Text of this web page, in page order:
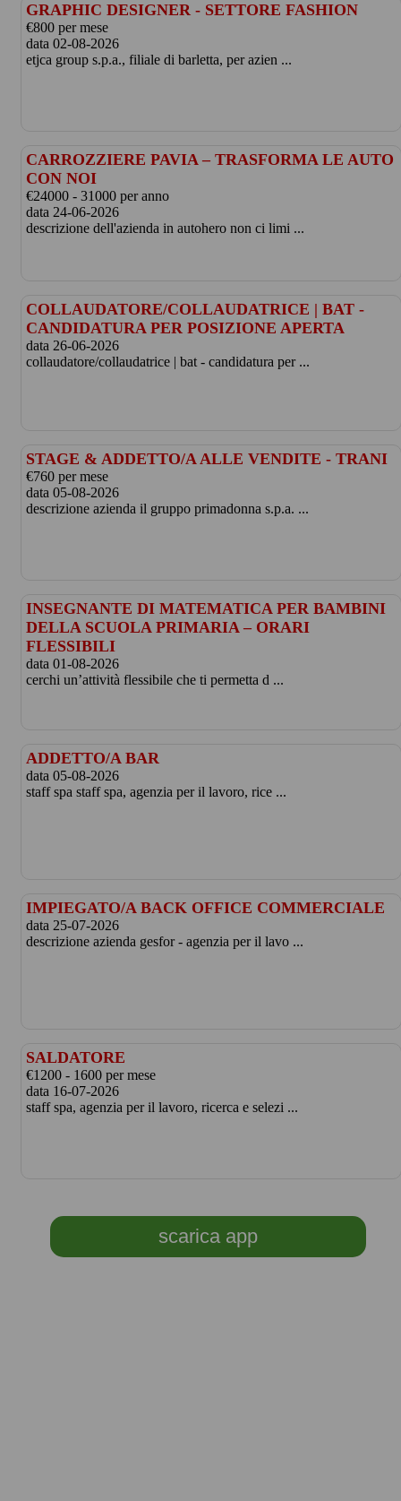
GRAPHIC DESIGNER - SETTORE FASHION
€800 per mese
data 02-08-2026
etjca group s.p.a., filiale di barletta, per azien ...
CARROZZIERE PAVIA – TRASFORMA LE AUTO
CON NOI
€24000 - 31000 per anno
data 24-06-2026
descrizione dell'azienda in autohero non ci limi ...
COLLAUDATORE/COLLAUDATRICE | BAT -
CANDIDATURA PER POSIZIONE APERTA
data 26-06-2026
collaudatore/collaudatrice | bat - candidatura per ...
STAGE & ADDETTO/A ALLE VENDITE - TRANI
€760 per mese
data 05-08-2026
descrizione azienda il gruppo primadonna s.p.a. ...
INSEGNANTE DI MATEMATICA PER BAMBINI
DELLA SCUOLA PRIMARIA – ORARI
FLESSIBILI
data 01-08-2026
cerchi un’attività flessibile che ti permetta d ...
ADDETTO/A BAR
data 05-08-2026
staff spa staff spa, agenzia per il lavoro, rice ...
IMPIEGATO/A BACK OFFICE COMMERCIALE
data 25-07-2026
descrizione azienda gesfor - agenzia per il lavo ...
SALDATORE
€1200 - 1600 per mese
data 16-07-2026
staff spa, agenzia per il lavoro, ricerca e selezi ...
scarica app